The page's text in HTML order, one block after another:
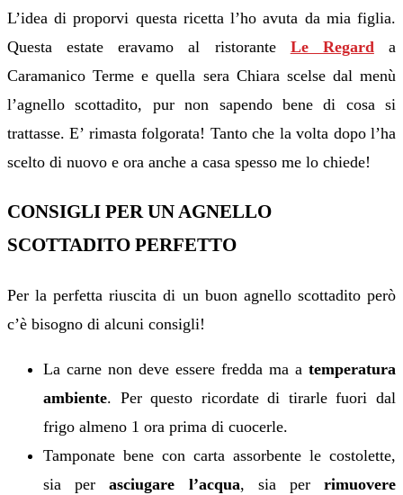
L’idea di proporvi questa ricetta l’ho avuta da mia figlia.
Questa estate eravamo al ristorante Le Regarda
Caramanico Terme e quella sera Chiara scelse dal menù
l’agnello scottadito, pur non sapendo bene di cosa si
trattasse. E’ rimasta folgorata! Tanto che la volta dopo l’ha
scelto di nuovo e ora anche a casa spesso me lo chiede!
CONSIGLI PER UN AGNELLO
SCOTTADITO PERFETTO
Per la perfetta riuscita di un buon agnello scottadito però
c’è bisogno di alcuni consigli!
La carne non deve essere fredda ma a temperatura
ambiente. Per questo ricordate di tirarle fuori dal
frigo almeno 1 ora prima di cuocerle.
Tamponate bene con carta assorbente le costolette,
sia perasciugare l’acqua, sia perrimuovere